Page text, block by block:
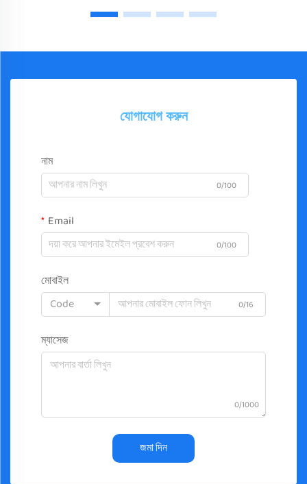
যোগাযোগ করুন
নাম
0/100
Email
0/100
মোবাইল
Code
0/16
ম্যাসেজ
0/1000
জমা দিন